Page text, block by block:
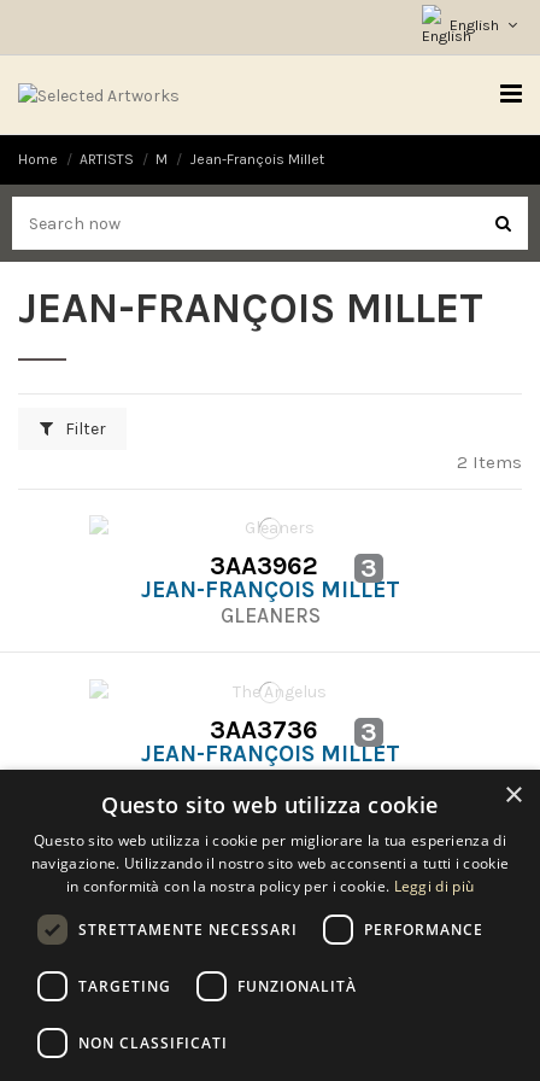
English
Home ARTISTS M Jean-François Millet
JEAN-FRANÇOIS MILLET
Filter
2 Items
3AA3962 3
JEAN-FRANÇOIS MILLET
GLEANERS
3AA3736 3
JEAN-FRANÇOIS MILLET
Contact us
×
Questo sito web utilizza cookie
Questo sito web utilizza i cookie per migliorare la tua esperienza di
navigazione. Utilizzando il nostro sito web acconsenti a tutti i cookie
in conformità con la nostra policy per i cookie. Leggi di più
STRETTAMENTE NECESSARI PERFORMANCE
TARGETING FUNZIONALITÀ
NON CLASSIFICATI